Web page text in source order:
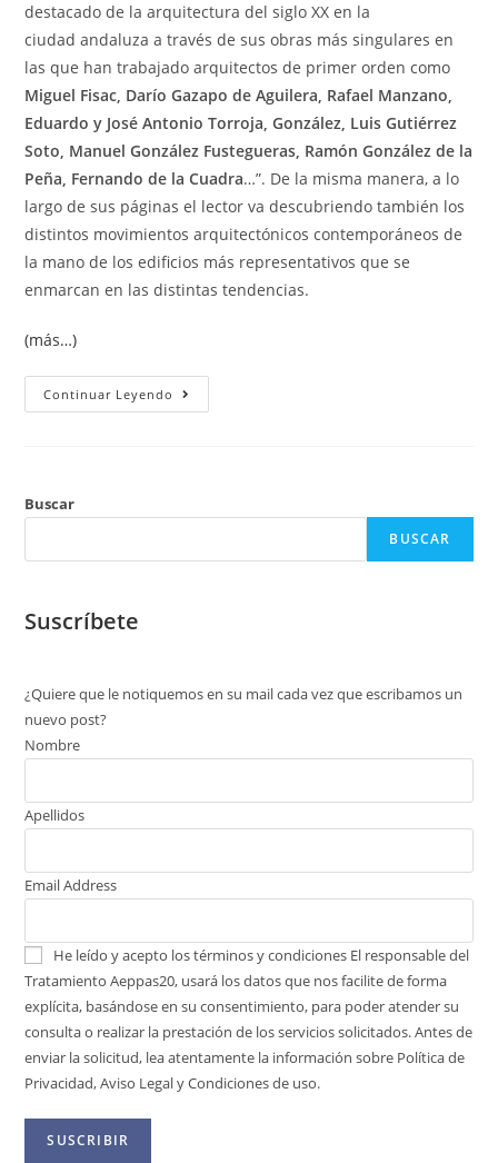
destacado de la arquitectura del siglo XX en la
ciudad andaluza a través de sus obras más singulares en
las que han trabajado arquitectos de primer orden como
Miguel Fisac, Darío Gazapo de Aguilera, Rafael Manzano,
Eduardo y José Antonio Torroja, González, Luis Gutiérrez
Soto, Manuel González Fustegueras, Ramón González de la
Peña, Fernando de la Cuadra…”. De la misma manera, a lo
largo de sus páginas el lector va descubriendo también los
distintos movimientos arquitectónicos contemporáneos de
la mano de los edificios más representativos que se
enmarcan en las distintas tendencias.
(más…)
Continuar Leyendo
Buscar
BUSCAR
Suscríbete
¿Quiere que le notiquemos en su mail cada vez que escribamos un
nuevo post?
Nombre
Apellidos
Email Address
He leído y acepto los términos y condiciones El responsable del
Tratamiento Aeppas20, usará los datos que nos facilite de forma
explícita, basándose en su consentimiento, para poder atender su
consulta o realizar la prestación de los servicios solicitados. Antes de
enviar la solicitud, lea atentamente la información sobre Política de
Privacidad, Aviso Legal y Condiciones de uso.